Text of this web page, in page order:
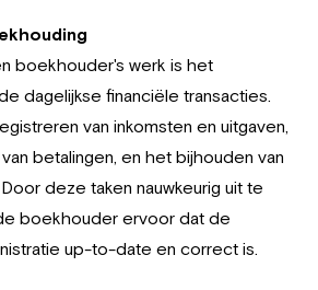
boekhouder's werk is het
dagelijkse financiële transacties.
van inkomsten en uitgaven,
betalingen, en het bijhouden van
deze taken nauwkeurig uit te
boekhouder ervoor dat de
up-to-date en correct is.